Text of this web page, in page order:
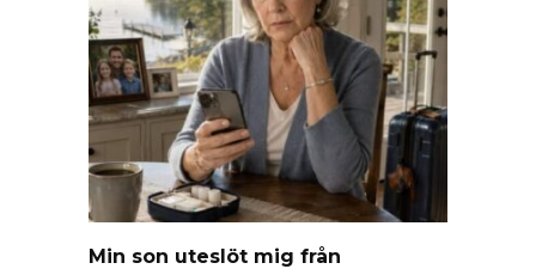
Min son uteslöt mig från